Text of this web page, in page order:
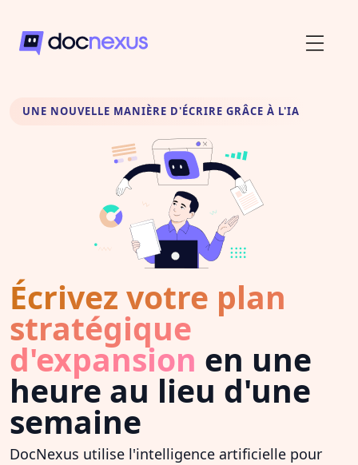
UNE NOUVELLE MANIÈRE D'ÉCRIRE GRÂCE À L'IA
Écrivez votre plan
stratégique
d'expansion en une
heure au lieu d'une
semaine
DocNexus utilise l'intelligence artificielle pour